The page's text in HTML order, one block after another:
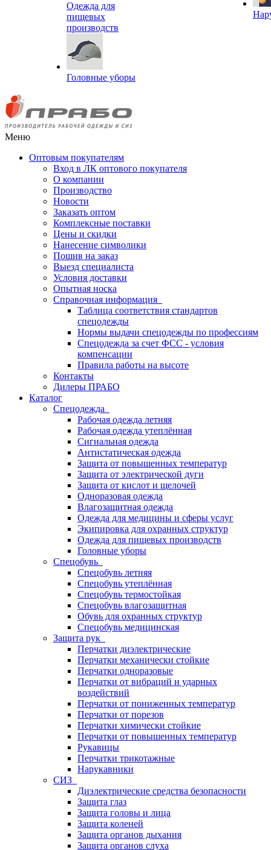
Одежда для
пищевых
производств
Головные уборы
Меню
Оптовым покупателям
Вход в ЛК оптового покупателя
О компании
Производство
Новости
Заказать оптом
Комплексные поставки
Цены и скидки
Нанесение символики
Пошив на заказ
Выезд специалиста
Условия доставки
Опытная носка
Справочная информация
Таблица соответствия стандартов
спецодежды
Нормы выдачи спецодежды по профессиям
Спецодежда за счет ФСС - условия
компенсации
Правила работы на высоте
Контакты
Дилеры ПРАБО
Каталог
Спецодежда
Рабочая одежда летняя
Рабочая одежда утеплённая
Сигнальная одежда
Антистатическая одежда
Защита от повышенных температур
Защита от электрической дуги
Защита от кислот и щелочей
Одноразовая одежда
Влагозащитная одежда
Одежда для медицины и сферы услуг
Экипировка для охранных структур
Одежда для пищевых производств
Головные уборы
Спецобувь
Спецобувь летняя
Спецобувь утеплённая
Спецобувь термостойкая
Спецобувь влагозащитная
Обувь для охранных структур
Спецобувь медицинская
Защита рук
Перчатки диэлектрические
Перчатки механически стойкие
Перчатки одноразовые
Перчатки от вибраций и ударных
воздействий
Перчатки от пониженных температур
Перчатки от порезов
Перчатки химически стойкие
Перчатки от повышенных температур
Рукавицы
Перчатки трикотажные
Нарукавники
СИЗ
Диэлектрические средства безопасности
Защита глаз
Защита головы и лица
Защита коленей
Защита органов дыхания
Защита органов слуха